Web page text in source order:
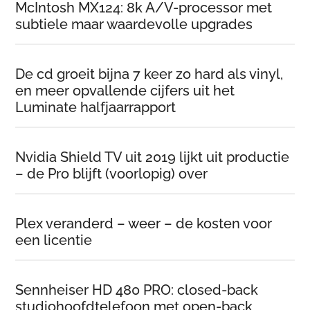
McIntosh MX124: 8k A/V-processor met
subtiele maar waardevolle upgrades
De cd groeit bijna 7 keer zo hard als vinyl,
en meer opvallende cijfers uit het
Luminate halfjaarrapport
Nvidia Shield TV uit 2019 lijkt uit productie
– de Pro blijft (voorlopig) over
Plex veranderd – weer – de kosten voor
een licentie
Sennheiser HD 480 PRO: closed-back
studiohoofdtelefoon met open-back